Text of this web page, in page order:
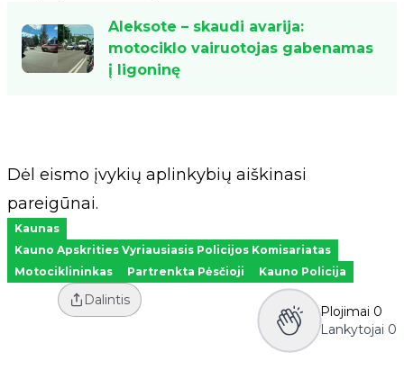
Aleksote – skaudi avarija:
motociklo vairuotojas gabenamas
į ligoninę
Dėl eismo įvykių aplinkybių aiškinasi
pareigūnai.
Kaunas
Kauno Apskrities Vyriausiasis Policijos Komisariatas
Motociklininkas
Partrenkta Pėsčioji Kauno Policija
Dalintis
Plojimai 0
Lankytojai 0